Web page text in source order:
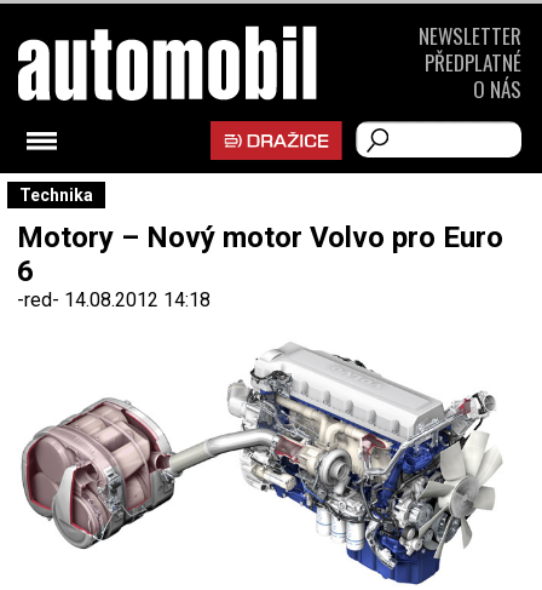
Technika
Motory – Nový motor Volvo pro Euro
6
-red- 14.08.2012 14:18
NEWSLETTER
PŘEDPLATNÉ
O NÁS